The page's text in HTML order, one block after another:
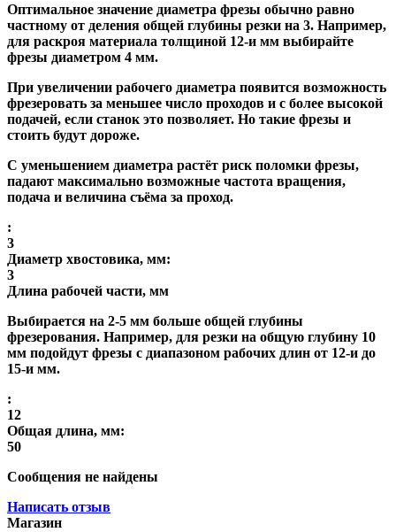
Оптимальное значение диаметра фрезы обычно равно
частному от деления общей глубины резки на 3. Например,
для раскроя материала толщиной 12-и мм выбирайте
фрезы диаметром 4 мм.
При увеличении рабочего диаметра появится возможность
фрезеровать за меньшее число проходов и с более высокой
подачей, если станок это позволяет. Но такие фрезы и
стоить будут дороже.
С уменьшением диаметра растёт риск поломки фрезы,
падают максимально возможные частота вращения,
подача и величина съёма за проход.
:
3
Диаметр хвостовика, мм:
3
Длина рабочей части, мм
Выбирается на 2-5 мм больше общей глубины
фрезерования. Например, для резки на общую глубину 10
мм подойдут фрезы с диапазоном рабочих длин от 12-и до
15-и мм.
:
12
Общая длина, мм:
50
Сообщения не найдены
Написать отзыв
Магазин